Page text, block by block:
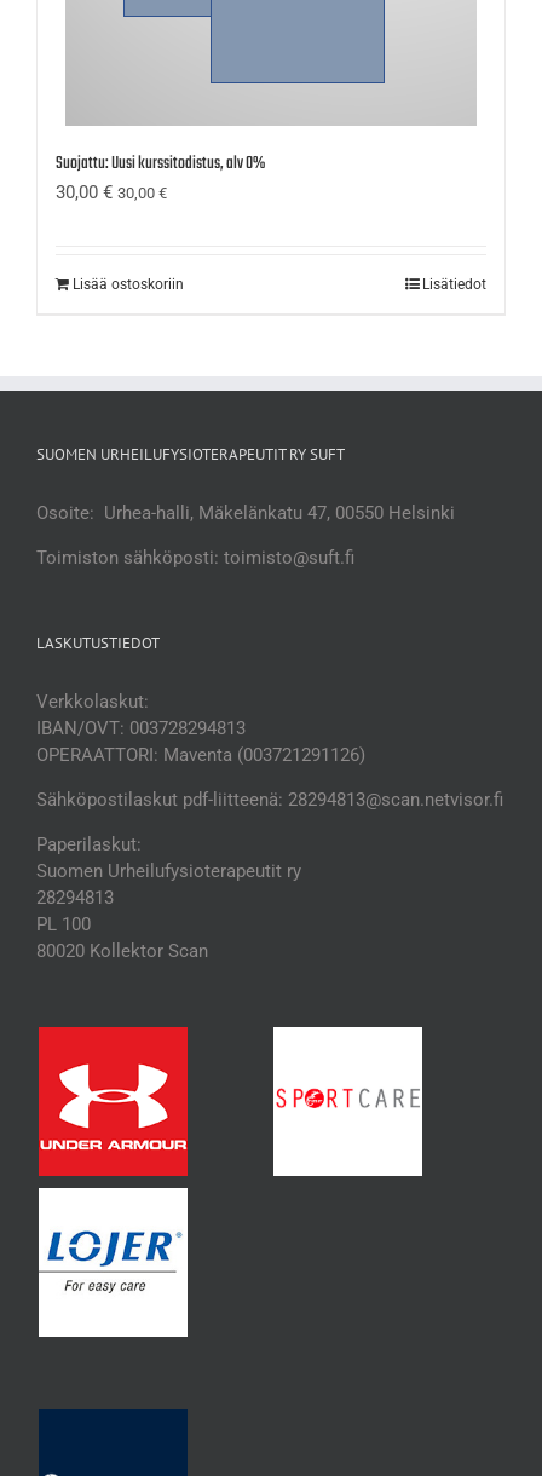
Suojattu: Uusi kurssitodistus, alv 0%
30,00 € 30,00 €
Lisää ostoskoriin Lisätiedot
SUOMEN URHEILUFYSIOTERAPEUTIT RY SUFT
Osoite: Urhea-halli, Mäkelänkatu 47, 00550 Helsinki
Toimiston sähköposti: toimisto@suft.fi
LASKUTUSTIEDOT
Verkkolaskut:
IBAN/OVT: 003728294813
OPERAATTORI: Maventa (003721291126)
Sähköpostilaskut pdf-liitteenä: 28294813@scan.netvisor.fi
Paperilaskut:
Suomen Urheilufysioterapeutit ry
28294813
PL 100
80020 Kollektor Scan